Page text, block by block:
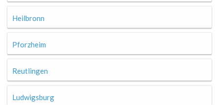
Heilbronn
Pforzheim
Reutlingen
Ludwigsburg